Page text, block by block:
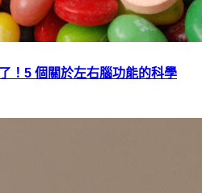
！5 個關於左右腦功能的科學